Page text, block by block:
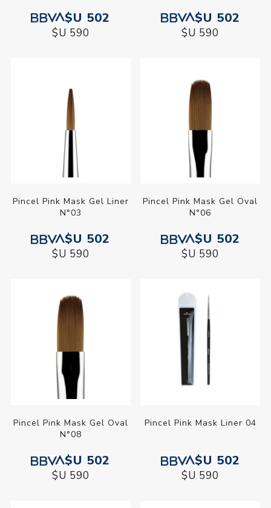
$U 502
$U 590
$U 502
$U 590
Pincel Pink Mask Gel Liner
N°03
$U 502
$U 590
Pincel Pink Mask Gel Oval
N°06
$U 502
$U 590
Pincel Pink Mask Gel Oval
N°08
$U 502
$U 590
Pincel Pink Mask Liner 04
$U 502
$U 590